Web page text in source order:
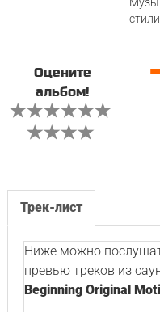
стили
Оцените
альбом!
Трек-лист
Ниже можно
превью треков из
Beginning Original